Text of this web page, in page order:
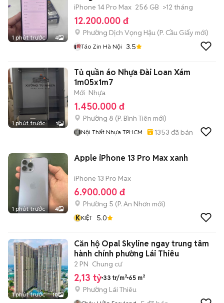
1 phút trước 4
iPhone 14 Pro Max 256 GB >12 tháng
12.200.000 đ
Phường Dịch Vọng Hậu (P. Cầu Giấy mới)
Táo Zin Hà Nội 3.5
1 phút trước 1
Tủ quần áo Nhựa Đài Loan Xám
1m05x1m7
Mới Nhựa
1.450.000 đ
Phường 8 (P. Bình Tiên mới)
Nội Thất Nhựa TPHCM 1353 đã bán
1 phút trước 4
Apple iPhone 13 Pro Max xanh
iPhone 13 Pro Max
6.900.000 đ
Phường 5 (P. An Nhơn mới)
KKIỆT 5.0
1 phút trước 10
Căn hộ Opal Skyline ngay trung tâm
hành chính phường Lái Thiêu
2 PN Chung cư
2,13 tỷ 33 tr/m² 65 m²
Phường Lái Thiêu